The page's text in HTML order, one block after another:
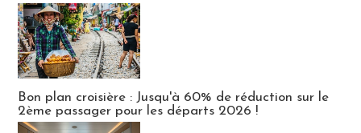
Bon plan croisière : Jusqu'à 60% de réduction sur le
2ème passager pour les départs 2026 !